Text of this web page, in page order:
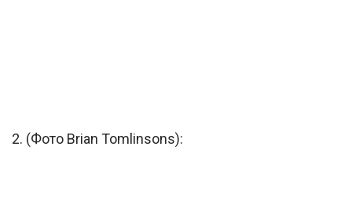
2. (Фото Brian Tomlinsons):